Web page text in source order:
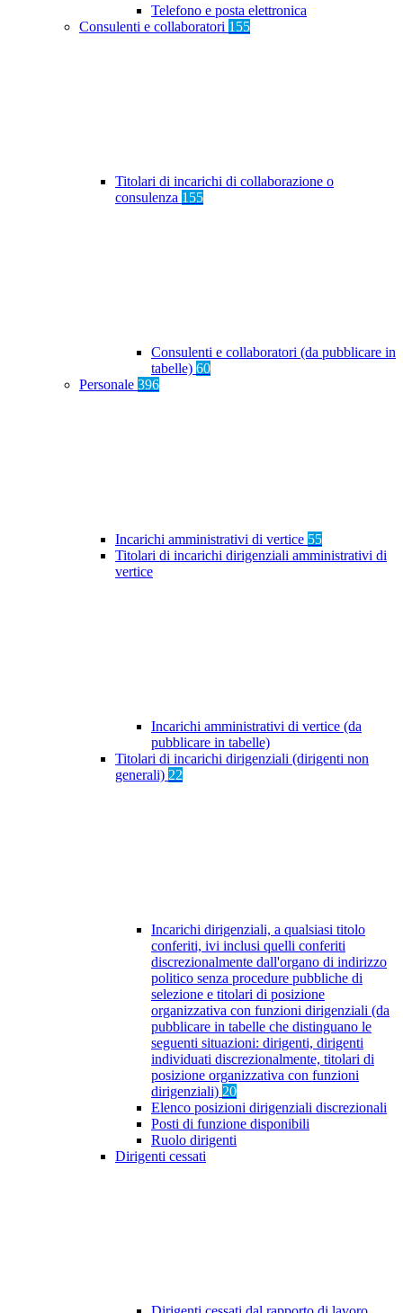
Telefono e posta elettronica
Consulenti e collaboratori 155
Titolari di incarichi di collaborazione o
consulenza 155
Consulenti e collaboratori (da pubblicare in
tabelle) 60
Personale 396
Incarichi amministrativi di vertice 55
Titolari di incarichi dirigenziali amministrativi di
vertice
Incarichi amministrativi di vertice (da
pubblicare in tabelle)
Titolari di incarichi dirigenziali (dirigenti non
generali) 22
Incarichi dirigenziali, a qualsiasi titolo
conferiti, ivi inclusi quelli conferiti
discrezionalmente dall'organo di indirizzo
politico senza procedure pubbliche di
selezione e titolari di posizione
organizzativa con funzioni dirigenziali (da
pubblicare in tabelle che distinguano le
seguenti situazioni: dirigenti, dirigenti
individuati discrezionalmente, titolari di
posizione organizzativa con funzioni
dirigenziali) 20
Elenco posizioni dirigenziali discrezionali
Posti di funzione disponibili
Ruolo dirigenti
Dirigenti cessati